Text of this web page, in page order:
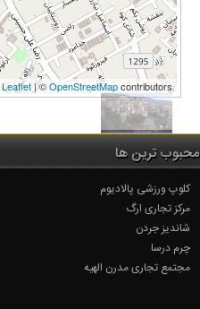
Leaflet| ©OpenStreetMapcontributors
محبوب ترین ها
کلوپ ورزشی پالادیوم
مرکز تجاری ارگ
شاندیز جردن
چرم درسا
مجتمع تجاری مدرن الهیه